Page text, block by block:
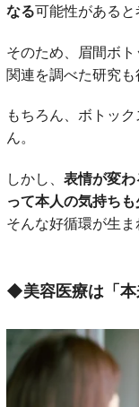
なる可能性があると
そのため、眉間ボ
関連を調べた研究も
もちろん、ボトッ
ん。
しかし、 表情が変
って本人の気持ち
そんな好循環が生ま
◆美容医療は「